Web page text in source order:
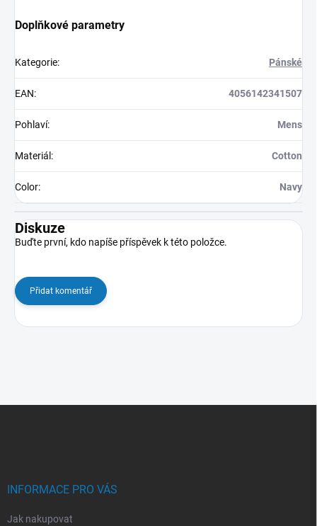
Doplňkové parametry
Kategorie: Pánské
EAN: 4056142341507
Pohlaví: Mens
Materiál : Cotton
Color: Navy
Diskuze
Buďte první, kdo napíše příspěvek k této položce.
Přidat komentář
INFORMACE PRO VÁS
Jak nakupovat